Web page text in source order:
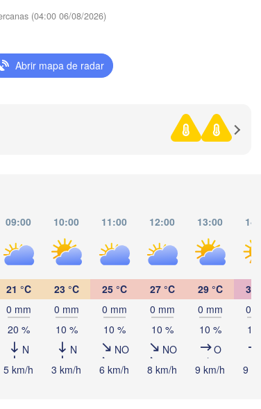
(04:00 06/08/2026)
Abrir mapa de radar
09:00 10:00 11:00 12:00 13:00
21 °C
0 mm
20 %
N
5 km/h
23 °C
0 mm
10 %
N
3 km/h
25 °C
0 mm
10 %
NO
6 km/h
27 °C
0 mm
10 %
NO
8 km/h
29 °C
0 mm
10 %
O
9 km/h
31
0
10
9
Palermo
Catania